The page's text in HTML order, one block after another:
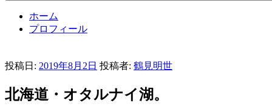
ホーム
プロフィール
投稿日: 2019年8月2日 投稿者: 鶴見明世
北海道・オタルナイ湖。